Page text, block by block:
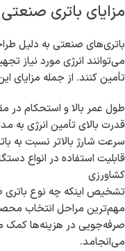
مزایای باتری
باتری‌های صنعتی به دلیل
می‌توانند انرژی مورد نیاز
تأمین کنند. از جمله مزایای
طول عمر بالا و استحکام در
قدرت بالای تأمین انرژی به
سرعت شارژ بالاتر نسبت به
قابلیت استفاده در انواع
کشاورزی
تشخیص اینکه چه نوع
مهم‌ترین مراحل انتخاب
صرفه‌جویی در هزینه‌ها کمک
می‌انجامد.